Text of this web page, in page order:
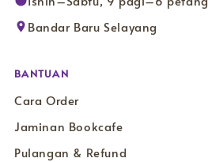
Bandar Baru Selayang
BANTUAN
Cara Order
Jaminan Bookcafe
Pulangan & Refund